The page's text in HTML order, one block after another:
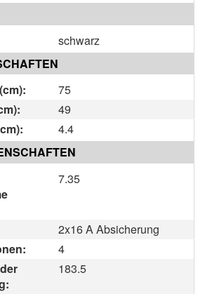
schwarz
75
49
4.4
7.35
2x16 A Absicherung
4
183.5